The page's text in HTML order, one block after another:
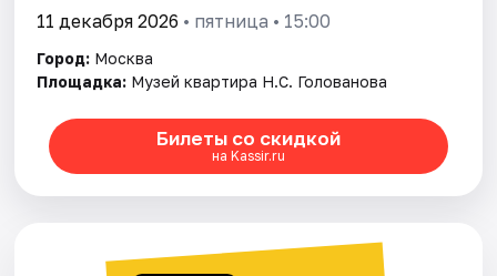
11 декабря 2026 • пятница • 15:00
Город: Москва
Площадка: Музей квартира Н.С. Голованова
Билеты со скидкой
на Kassir.ru